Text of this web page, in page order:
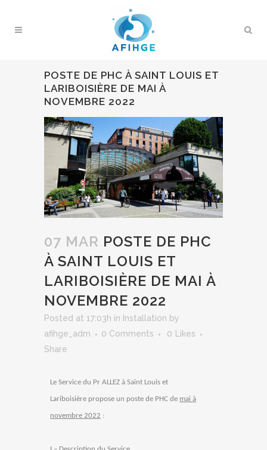
POSTE DE PHC À SAINT LOUIS ET
LARIBOISIÈRE DE MAI À
NOVEMBRE 2022
07 MAR POSTE DE PHC
À SAINT LOUIS ET
LARIBOISIÈRE DE MAI À
NOVEMBRE 2022
Posted at 17:03h in Installation by
afihge_adm
0 Comments 0
Likes
Share
Le Service du Pr ALLEZ à Saint Louis et
Lariboisière propose un poste de PHC de mai à
novembre 2022 :